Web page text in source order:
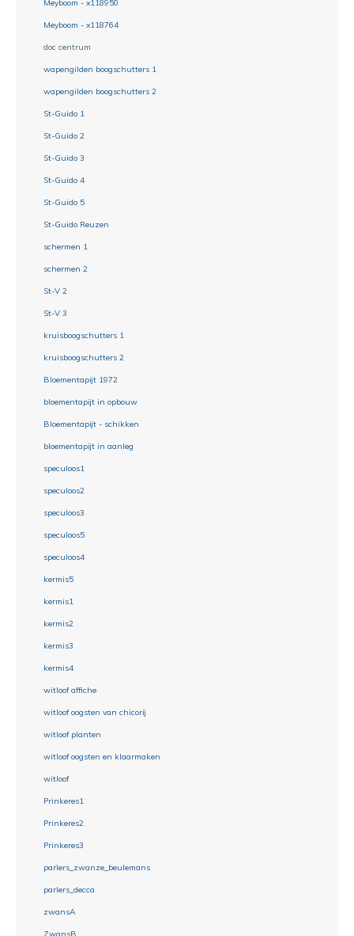
Meyboom - x118950
Meyboom - x118764
doc centrum
wapengilden boogschutters 1
wapengilden boogschutters 2
St-Guido 1
St-Guido 2
St-Guido 3
St-Guido 4
St-Guido 5
St-Guido Reuzen
schermen 1
schermen 2
St-V 2
St-V 3
kruisboogschutters 1
kruisboogschutters 2
Bloementapijt 1972
bloementapijt in opbouw
Bloementapijt - schikken
bloementapijt in aanleg
speculoos1
speculoos2
speculoos3
speculoos5
speculoos4
kermis5
kermis1
kermis2
kermis3
kermis4
witloof affiche
witloof oogsten van chicorij
witloof planten
witloof oogsten en klaarmaken
witloof
Prinkeres1
Prinkeres2
Prinkeres3
parlers_zwanze_beulemans
parlers_decca
zwansA
ZwansB